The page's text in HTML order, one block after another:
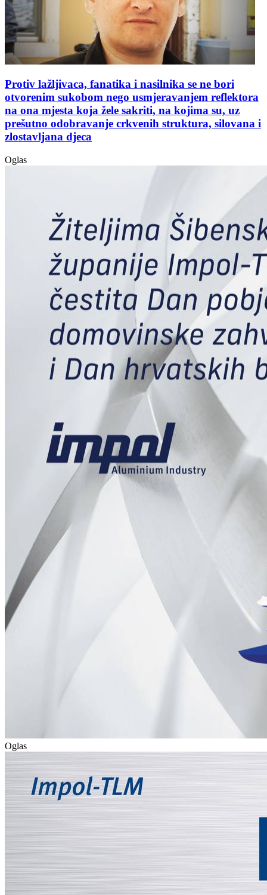
Protiv lažljivaca, fanatika i nasilnika se ne bori
otvorenim sukobom nego usmjeravanjem reflektora
na ona mjesta koja žele sakriti, na kojima su, uz
prešutno odobravanje crkvenih struktura, silovana i
zlostavljana djeca
Oglas
Oglas